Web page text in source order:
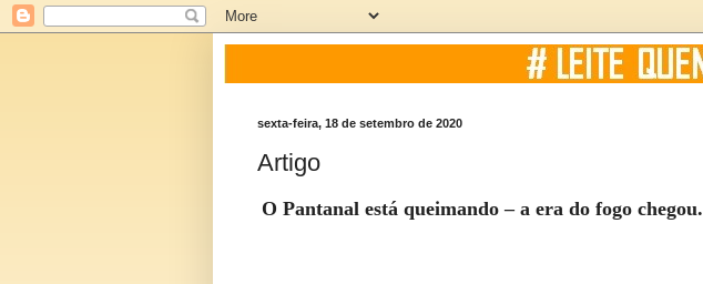
sexta-feira, 18 de setembro de 2020
Artigo
O Pantanal está queimando – a era do fogo chegou.